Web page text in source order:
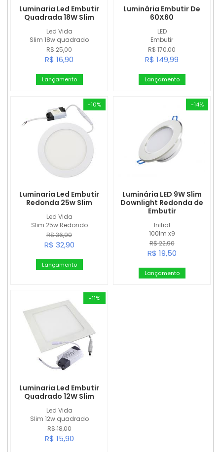
Led Vida
Slim 18w quadrado
Luminaria Led Embutir
Quadrada 18W Slim
R$ 25,00
R$ 16,90
Lançamento
LED
Embutir
Luminária Embutir De
60X60
R$ 170,00
R$ 149,99
Lançamento
-10%
Led Vida
Slim 25w Redondo
Luminaria Led Embutir
Redonda 25w Slim
R$ 36,90
R$ 32,90
Lançamento
-14%
Initial
100lm x9
Luminária LED 9W Slim
Downlight Redonda de
Embutir
R$ 22,90
R$ 19,50
Lançamento
-11%
Led Vida
Slim 12w quadrado
Luminaria Led Embutir
Quadrado 12W Slim
R$ 18,00
R$ 15,90